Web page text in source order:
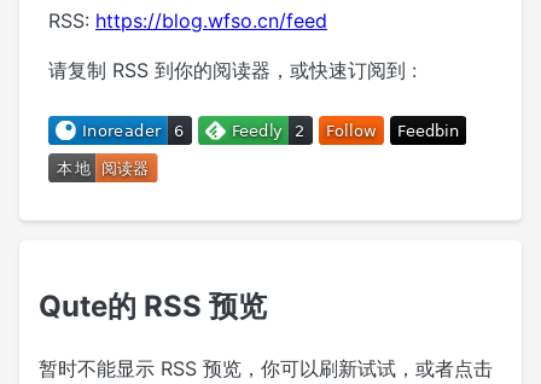
RSS: https://blog.wfso.cn/feed
请复制 RSS 到你的阅读器，或快速订阅到 :
Qute的 RSS 预览
暂时不能显示 RSS 预览，你可以刷新试试，或者点击